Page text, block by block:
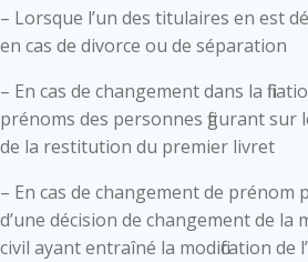
– Lorsque l’un des titulaires en est
en cas de divorce ou de séparation
– En cas de changement dans la
prénoms des personnes figurant sur
de la restitution du premier livret
– En cas de changement de prénom
d’une décision de changement de la
civil ayant entraîné la modification de